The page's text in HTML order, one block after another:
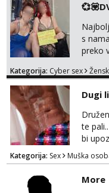
kod
reći da
s
preko
pošalji
091/
Kategorija: Cyber sex
Dugi
te
bi
za
Kategorija: Sex Muška
More